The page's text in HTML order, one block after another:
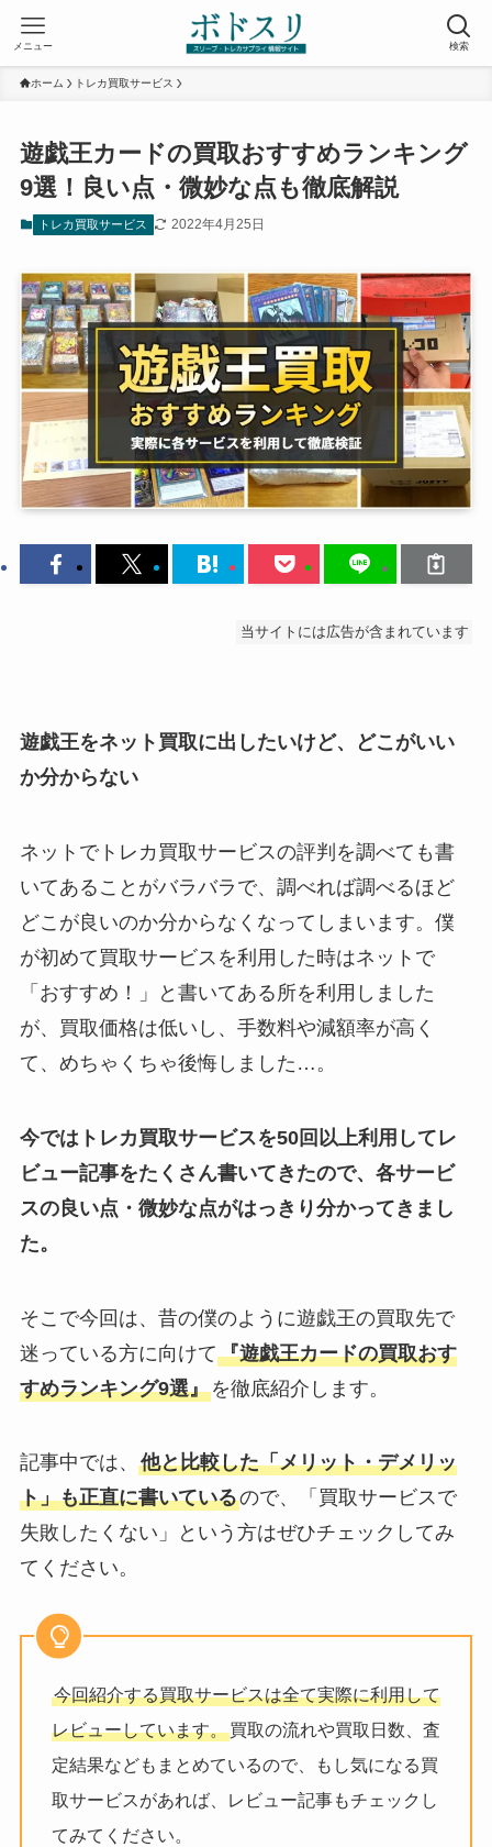
検索
メニュー
ホーム トレカ買取サービス
遊戯王カードの買取おすすめランキング
9選！良い点・微妙な点も徹底解説
トレカ買取サービス 2022年4月25日
当サイトには広告が含まれています
遊戯王をネット買取に出したいけど、どこがいい
か分からない
ネットでトレカ買取サービスの評判を調べても書
いてあることがバラバラで、調べれば調べるほど
どこが良いのか分からなくなってしまいます。僕
が初めて買取サービスを利用した時はネットで
「おすすめ！」と書いてある所を利用しました
が、買取価格は低いし、手数料や減額率が高く
て、めちゃくちゃ後悔しました…。
今ではトレカ買取サービスを50回以上利用してレ
ビュー記事をたくさん書いてきたので、各サービ
スの良い点・微妙な点がはっきり分かってきまし
た。
そこで今回は、昔の僕のように遊戯王の買取先で
迷っている方に向けて『遊戯王カードの買取おす
すめランキング9選』を徹底紹介します。
記事中では、 他と比較した「メリット・デメリッ
ト」も正直に書いているので、「買取サービスで
失敗したくない」という方はぜひチェックしてみ
てください。
今回紹介する買取サービスは全て実際に利用して
レビューしています。買取の流れや買取日数、査
定結果などもまとめているので、もし気になる買
取サービスがあれば、レビュー記事もチェックし
てみてください。